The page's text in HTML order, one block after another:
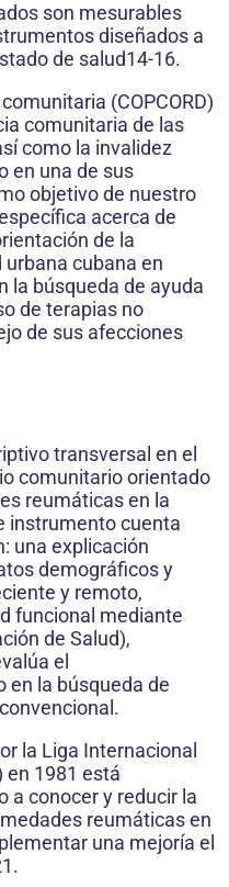
son mesurables
diseñados a
de salud14-16.
(COPCORD)
comunitaria de las
como la invalidez
en una de sus
objetivo de nuestro
acerca de
de la
cubana en
la búsqueda de ayuda
de terapias no
de sus afecciones
transversal en el
comunitario orientado
reumáticas en la
instrumento cuenta
una explicación
demográficos y
y remoto,
funcional mediante
de Salud),
el
la búsqueda de
la Liga Internacional
en 1981 está
conocer y reducir la
reumáticas en
una mejoría el